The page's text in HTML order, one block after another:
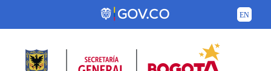
Pasar al contenido principal